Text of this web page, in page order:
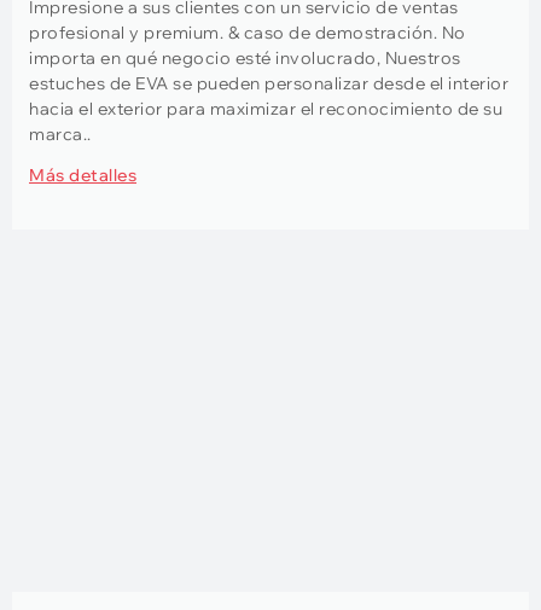
Impresione a sus clientes con un servicio de ventas
profesional y premium. & caso de demostración. No
importa en qué negocio esté involucrado, Nuestros
estuches de EVA se pueden personalizar desde el interior
hacia el exterior para maximizar el reconocimiento de su
marca..
Más detalles